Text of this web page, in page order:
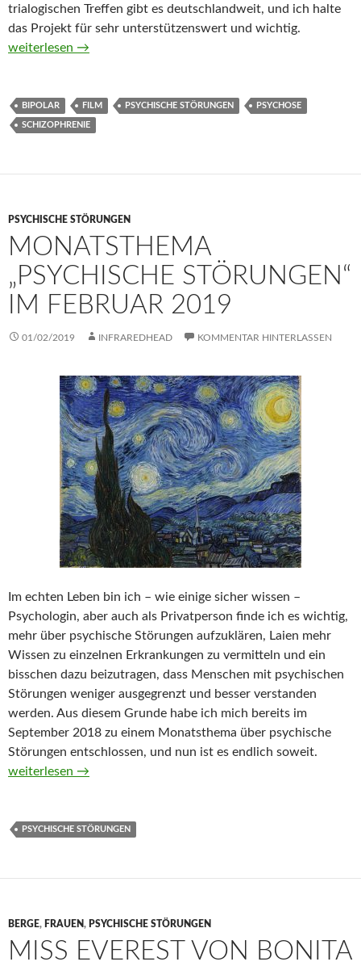
trialogischen Treffen gibt es deutschlandweit, und ich halte
das Projekt für sehr unterstützenswert und wichtig.
Raum 4070/Psychosen verstehen
weiterlesen →
BIPOLAR FILM PSYCHISCHE STÖRUNGEN PSYCHOSE
SCHIZOPHRENIE
PSYCHISCHE STÖRUNGEN
MONATSTHEMA
„PSYCHISCHE STÖRUNGEN“
IM FEBRUAR 2019
01/02/2019 INFRAREDHEAD KOMMENTAR HINTERLASSEN
Im echten Leben bin ich – wie einige sicher wissen –
Psychologin, aber auch als Privatperson finde ich es wichtig,
mehr über psychische Störungen aufzuklären, Laien mehr
Wissen zu einzelnen Erkrankungen zu vermitteln und ein
bisschen dazu beizutragen, dass Menschen mit psychischen
Störungen weniger ausgegrenzt und besser verstanden
werden. Aus diesem Grunde habe ich mich bereits im
September 2018 zu einem Monatsthema über psychische
Störungen entschlossen, und nun ist es endlich soweit.
Monatsthema „Psychische Störungen“ im Februar 2019
weiterlesen →
PSYCHISCHE STÖRUNGEN
BERGE, FRAUEN, PSYCHISCHE STÖRUNGEN
MISS EVEREST VON BONITA